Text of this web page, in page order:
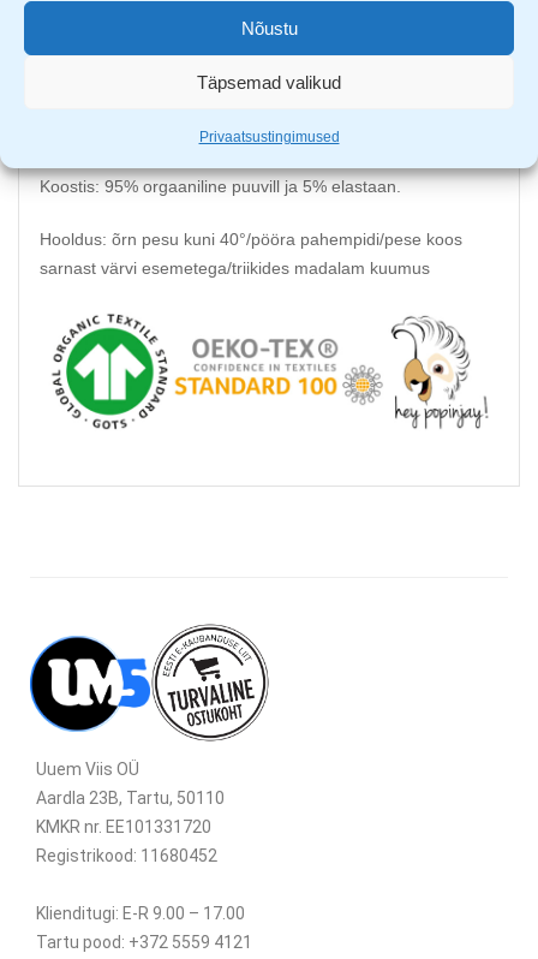
Nõustu
Täpsemad valikud
Privaatsustingimused
Euroopas disainimine, valmistamine ja kohalike tekstiilide
kasutamine tagavad kõrge kvaliteedi.
Created by mum. Inspired by nature.
Koostis: 95% orgaaniline puuvill ja 5% elastaan.
Hooldus: õrn pesu kuni 40°/pööra pahempidi/pese koos
sarnast värvi esemetega/triikides madalam kuumus
Uuem Viis OÜ
Aardla 23B, Tartu, 50110
KMKR nr. EE101331720
Registrikood: 11680452
Klienditugi: E-R 9.00 – 17.00
Tartu pood: +372 5559 4121